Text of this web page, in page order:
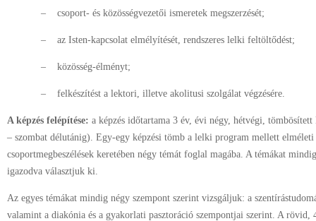
– csoport- és közösségvezetői ismeretek megszerzését;
– az Isten-kapcsolat elmélyítését, rendszeres lelki feltöltődést;
– közösség-élményt;
– felkészítést a lektori, illetve akolitusi szolgálat végzésére.
A képzés felépítése: a képzés időtartama 3 év, évi négy, hétvégi,
– szombat délutánig). Egy-egy képzési tömb a lelki program mellett
csoportmegbeszélések keretében négy témát foglal magába. A témákat
igazodva választjuk ki.
Az egyes témákat mindig négy szempont szerint vizsgáljuk: a
valamint a diakónia és a gyakorlati pasztoráció szempontjai szerint. A rövid,